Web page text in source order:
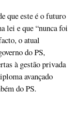
que este é o futuro
lei e que “nunca foi
o atual
do PS,
à gestão privada
avançado
do PS.